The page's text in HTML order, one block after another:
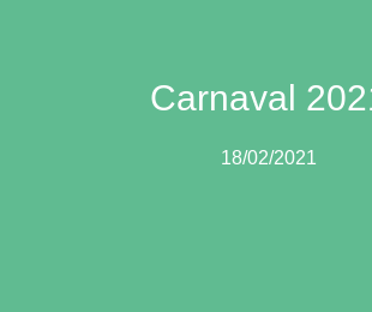
Carnaval
18/02/2021